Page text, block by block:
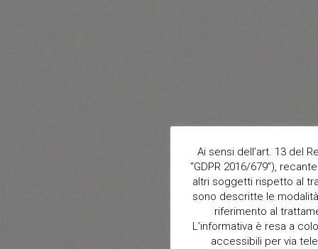
Ai sensi dell’art. 13 del
“GDPR 2016/679”),
altri soggetti rispetto al
sono descritte le
riferimento al
L’informativa è resa a
accessibili per via